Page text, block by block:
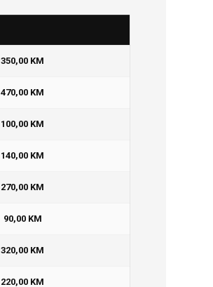
350,00 KM
470,00 KM
100,00 KM
140,00 KM
270,00 KM
90,00 KM
320,00 KM
220,00 KM